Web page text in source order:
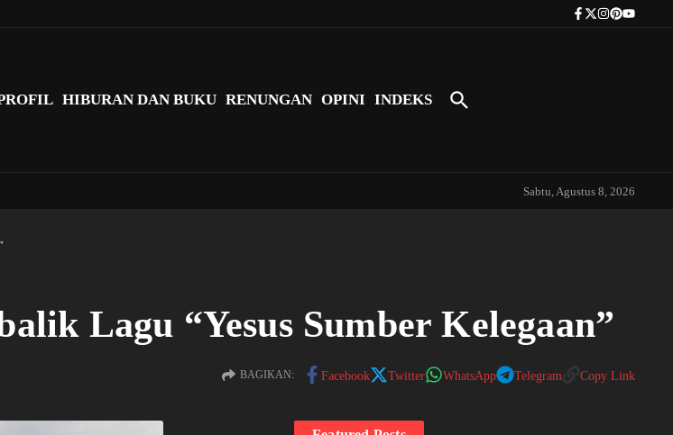
Tokoh Indonesia Pertama yang
HIBURAN DAN BUKU RENUNGAN OPINI INDEKS
Sabtu, Agustus 8, 2026
Lagu “Yesus Sumber Kelegaan”
BAGIKAN: Facebook Twitter WhatsApp Telegram Copy Link